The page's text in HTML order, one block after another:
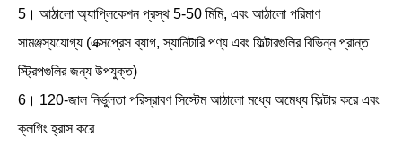
5। আঠালো অ্যাপ্লিকেশন প্রস্থ 5-50 মিমি, এবং আঠালো পরিমাণ
সামঞ্জস্যযোগ্য (এক্সপ্রেস ব্যাগ, স্যানিটারি পণ্য এবং ফিল্টারগুলির বিভিন্ন প্রান্ত
স্ট্রিপগুলির জন্য উপযুক্ত)
6। 120-জাল নির্ভুলতা পরিস্রাবণ সিস্টেম আঠালো মধ্যে অমেধ্য ফিল্টার করে এবং
ক্লগিং হ্রাস করে